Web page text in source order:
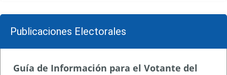
Publicaciones Electorales
Guía de Información para el Votante del